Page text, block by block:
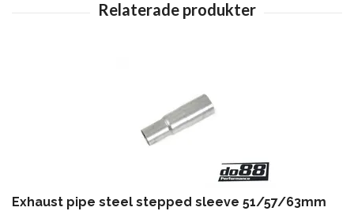
Exhaust pipe steel stepped sleeve 51/57/63mm